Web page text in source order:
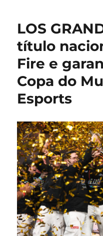
LOS
título
Fire e
Copa do
Esports